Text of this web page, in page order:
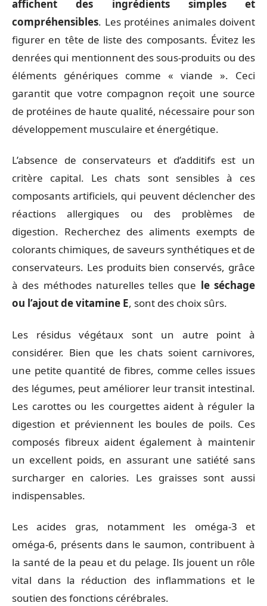
affichent des ingrédients simples et
compréhensibles. Les protéines animales doivent
figurer en tête de liste des composants. Évitez les
denrées qui mentionnent des sous-produits ou des
éléments génériques comme « viande ». Ceci
garantit que votre compagnon reçoit une source
de protéines de haute qualité, nécessaire pour son
développement musculaire et énergétique.
L’absence de conservateurs et d’additifs est un
critère capital. Les chats sont sensibles à ces
composants artificiels, qui peuvent déclencher des
réactions allergiques ou des problèmes de
digestion. Recherchez des aliments exempts de
colorants chimiques, de saveurs synthétiques et de
conservateurs. Les produits bien conservés, grâce
à des méthodes naturelles telles que le séchage
ou l’ajout de vitamine E, sont des choix sûrs.
Les résidus végétaux sont un autre point à
considérer. Bien que les chats soient carnivores,
une petite quantité de fibres, comme celles issues
des légumes, peut améliorer leur transit intestinal.
Les carottes ou les courgettes aident à réguler la
digestion et préviennent les boules de poils. Ces
composés fibreux aident également à maintenir
un excellent poids, en assurant une satiété sans
surcharger en calories. Les graisses sont aussi
indispensables.
Les acides gras, notamment les oméga-3 et
oméga-6, présents dans le saumon, contribuent à
la santé de la peau et du pelage. Ils jouent un rôle
vital dans la réduction des inflammations et le
soutien des fonctions cérébrales.